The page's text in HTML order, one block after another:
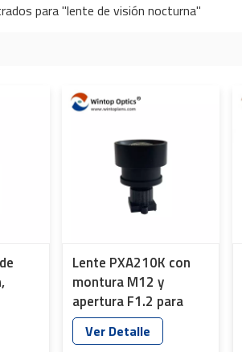
para "lente de visión nocturna"
Lente PXA210K con
montura M12 y
apertura F1.2 para
drones y aplicaciones
de visión nocturna YT-
Ver Detalle